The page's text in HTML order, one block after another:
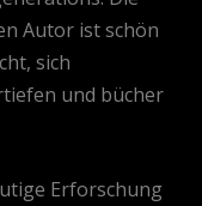
Autor ist schön
sich
und bücher
Erforschung